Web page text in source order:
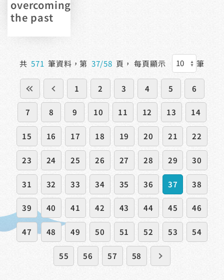
overcoming
the past
共 571 筆資料，第 37/58 頁， 每頁顯示 筆
1 2 3 4 5 6
7 8 9 10 11 12 13 14
15 16 17 18 19 20 21 22
23 24 25 26 27 28 29 30
31 32 33 34 35 36 37 38
39 40 41 42 43 44 45 46
47 48 49 50 51 52 53 54
55 56 57 58